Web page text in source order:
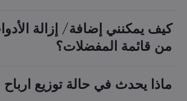
كيف يمكنني إضافة/ إزالة
من قائمة المفضلات؟
ماذا يحدث في حالة توزيع